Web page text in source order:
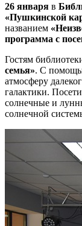
26 января в
«Пушкинской
названием
программа с
Гостям
семья». С
атмосферу
галактики.
солнечные и
солнечной